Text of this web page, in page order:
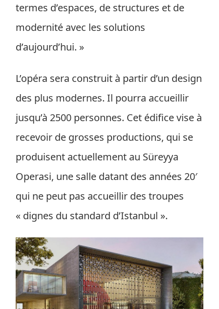
termes d’espaces, de structures et de
modernité avec les solutions
d’aujourd’hui. »
L’opéra sera construit à partir d’un design
des plus modernes. Il pourra accueillir
jusqu’à 2500 personnes. Cet édifice vise à
recevoir de grosses productions, qui se
produisent actuellement au Süreyya
Operasi, une salle datant des années 20′
qui ne peut pas accueillir des troupes
« dignes du standard d’Istanbul ».